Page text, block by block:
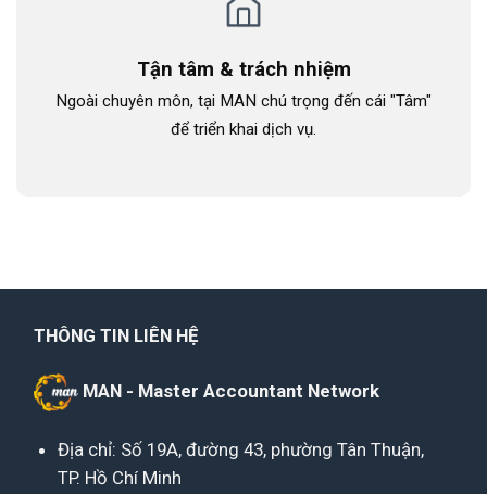
Tận tâm & trách nhiệm
Ngoài chuyên môn, tại MAN chú trọng đến cái "Tâm"
để triển khai dịch vụ.
THÔNG TIN LIÊN HỆ
MAN - Master Accountant Network
Địa chỉ: Số 19A, đường 43, phường Tân Thuận,
TP. Hồ Chí Minh